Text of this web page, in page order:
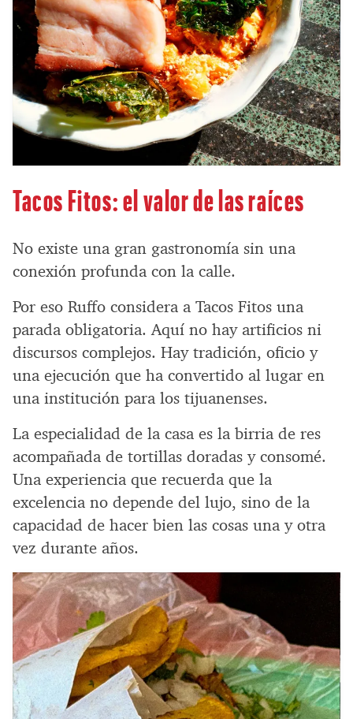
Tacos Fitos: el valor de las raíces
No existe una gran gastronomía sin una
conexión profunda con la calle.
Por eso Ruffo considera a Tacos Fitos una
parada obligatoria. Aquí no hay artificios ni
discursos complejos. Hay tradición, oficio y
una ejecución que ha convertido al lugar en
una institución para los tijuanenses.
La especialidad de la casa es la birria de res
acompañada de tortillas doradas y consomé.
Una experiencia que recuerda que la
excelencia no depende del lujo, sino de la
capacidad de hacer bien las cosas una y otra
vez durante años.